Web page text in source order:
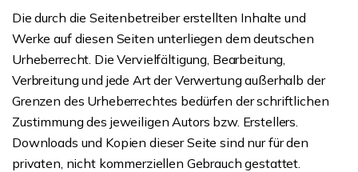
Die durch die Seitenbetreiber erstellten Inhalte und
Werke auf diesen Seiten unterliegen dem deutschen
Urheberrecht. Die Vervielfältigung, Bearbeitung,
Verbreitung und jede Art der Verwertung außerhalb der
Grenzen des Urheberrechtes bedürfen der schriftlichen
Zustimmung des jeweiligen Autors bzw. Erstellers.
Downloads und Kopien dieser Seite sind nur für den
privaten, nicht kommerziellen Gebrauch gestattet.